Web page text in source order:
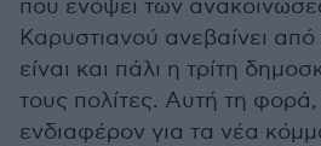
που ενόψει των
Καρυστιανού ανεβαίνει από
είναι και πάλι η τρίτη
τους πολίτες. Αυτή τη
ενδιαφέρον για τα νέα